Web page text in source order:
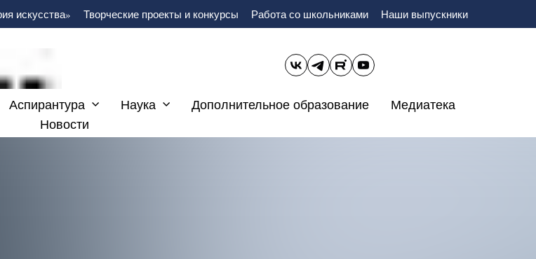
искусства» Творческие проекты и конкурсы Работа со школьниками Наши выпускники
Аспирантура Наука Дополнительное образование
Медиатека
Новости